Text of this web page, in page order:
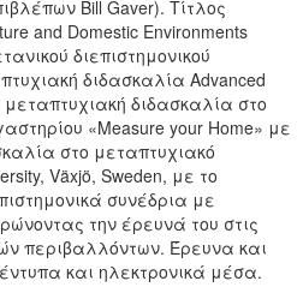
Bill Gaver). Τίτλος
and Domestic Environments
διεπιστημονικού
διδασκαλία Advanced
μεταπτυχιακή διδασκαλία στο
«Measure your Home» με
στο μεταπτυχιακό
Växjö, Sweden, με το
συνέδρια με
την έρευνά του στις
περιβαλλόντων. Έρευνα και
και ηλεκτρονικά μέσα.